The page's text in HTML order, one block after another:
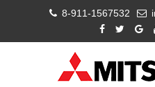
8-911-1567532